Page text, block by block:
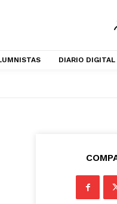
DIARIO DIGITAL